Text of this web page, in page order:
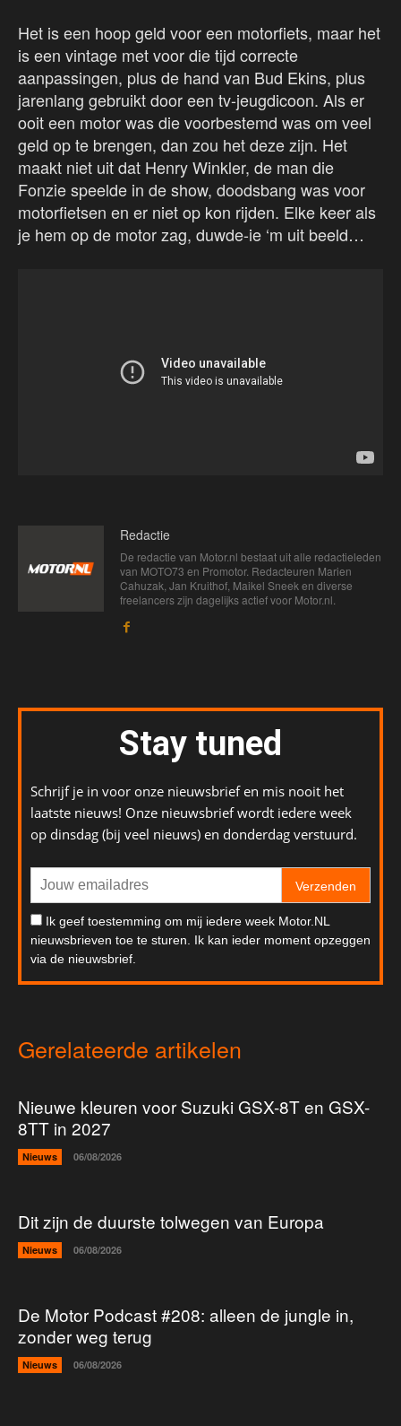
Het is een hoop geld voor een motorfiets, maar het
is een vintage met voor die tijd correcte
aanpassingen, plus de hand van Bud Ekins, plus
jarenlang gebruikt door een tv-jeugdicoon. Als er
ooit een motor was die voorbestemd was om veel
geld op te brengen, dan zou het deze zijn. Het
maakt niet uit dat Henry Winkler, de man die
Fonzie speelde in de show, doodsbang was voor
motorfietsen en er niet op kon rijden. Elke keer als
je hem op de motor zag, duwde-ie ‘m uit beeld…
Redactie
De redactie van Motor.nl bestaat uit alle redactieleden
van MOTO73 en Promotor. Redacteuren Marien
Cahuzak, Jan Kruithof, Maikel Sneek en diverse
freelancers zijn dagelijks actief voor Motor.nl.
Stay tuned
Schrijf je in voor onze nieuwsbrief en mis nooit het
laatste nieuws! Onze nieuwsbrief wordt iedere week
op dinsdag (bij veel nieuws) en donderdag verstuurd.
Verzenden
Ik geef toestemming om mij iedere week Motor.NL
nieuwsbrieven toe te sturen. Ik kan ieder moment opzeggen
via de nieuwsbrief.
Gerelateerde artikelen
Nieuwe kleuren voor Suzuki GSX-8T en GSX-
8TT in 2027
Nieuws 06/08/2026
Dit zijn de duurste tolwegen van Europa
Nieuws 06/08/2026
De Motor Podcast #208: alleen de jungle in,
zonder weg terug
Nieuws 06/08/2026